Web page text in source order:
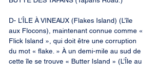
D- L’ÎLE À VINEAUX (Flakes Island) (L’île
aux Flocons), maintenant connue comme «
Flick Island », qui doit être une corruption
du mot « flake. » À un demi-mile au sud de
cette île se trouve « Butter Island » (L’Île au